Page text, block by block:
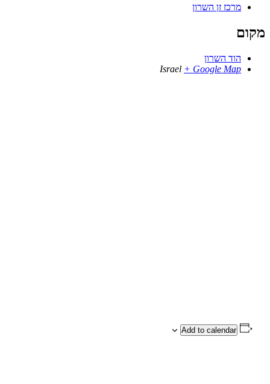
מרכז זן השרון
מקום
הוד השרון
Israel + Google Map
Add to calendar